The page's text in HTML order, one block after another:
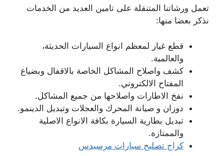
تعمل ورشاتنا المتنقلة على تامين العديد من الخدمات
نذكر بعضا منها:
قطع غيار لمعظم انواع السيارات الحديثة،
والعالمية.
كشف واصلاح المشاكل الخاصة بالاقفال وبضياع
المفتاح الالكتروني.
نفخ الاطارات واصلاحها من جميع المشاكل.
دوزان و صيانة المحرك والعجلات وتبديل الدينمو.
تبديل بطارية السيارة بكافة الانواع الاصلية
والممتازة.
كراج تصليح سيارات مرسيدس